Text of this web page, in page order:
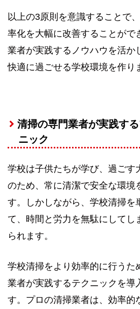
以上の3原則を意識することで
率化を大幅に改善することがで
業者が実践するノウハウを活か
快適に過ごせる学校環境を作り
清掃の専門業者が実践す
ニック
学校は子供たちが学び、過ごす
のため、常に清潔で安全な環境
す。しかしながら、学校清掃を
て、時間と労力を無駄にしてし
られます。
学校清掃をより効率的に行うた
業者が実践するテクニックを導
す。プロの清掃業者は、効率的